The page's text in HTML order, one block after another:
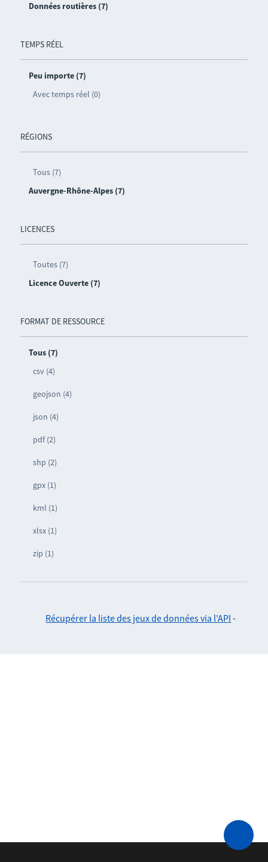
Données routières (7)
TEMPS RÉEL
Peu importe (7)
Avec temps réel (0)
RÉGIONS
Tous (7)
Auvergne-Rhône-Alpes (7)
LICENCES
Toutes (7)
Licence Ouverte (7)
FORMAT DE RESSOURCE
Tous (7)
csv (4)
geojson (4)
json (4)
pdf (2)
shp (2)
gpx (1)
kml (1)
xlsx (1)
zip (1)
Récupérer la liste des jeux de données via l'API -